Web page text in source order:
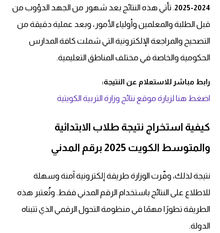
2024-2025
. تأتي هذه النتائج بعد شهور من الجهد الدؤوب من
قبل الطلبة والمعلمين وأولياء الأمور، وبعد عملية دقيقة من
التصحيح والمراجعة الإلكترونية التي شملت كافة المدارس
الحكومية والخاصة في مختلف المناطق التعليمية.
رابط مباشر للاستعلام عن النتيجة:
اضغط هنا لزيارة موقع نتائج وزارة التربية الكويتية
كيفية استخراج نتيجة طلاب الابتدائية
والمتوسط الكويت 2025 برقم المدني
نتيجة لذلك، وفّرت الوزارة طريقة إلكترونية آمنة وسهلة
للاطلاع على النتائج باستخدام الرقم المدني فقط. وتُعتبر هذه
الطريقة تطورًا مهمًا في منظومة التحول الرقمي الذي تتبناه
الدولة.